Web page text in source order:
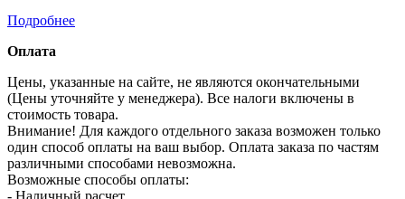
Подробнее
Оплата
Цены, указанные на сайте, не являются окончательными
(Цены уточняйте у менеджера). Все налоги включены в
стоимость товара.
Внимание! Для каждого отдельного заказа возможен только
один способ оплаты на ваш выбор. Оплата заказа по частям
различными способами невозможна.
Возможные способы оплаты:
- Наличный расчет.